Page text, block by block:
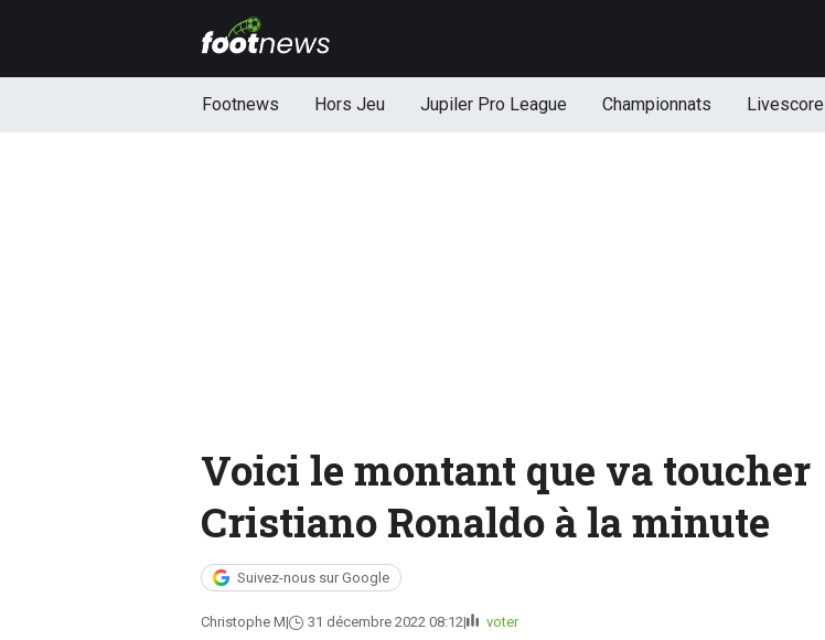
Footnews Hors Jeu Jupiler Pro League Championnats Livescore
Voici le montant que va toucher
Cristiano Ronaldo à la minute
Suivez-nous sur Google
Christophe M 31 décembre 2022 08:12 voter